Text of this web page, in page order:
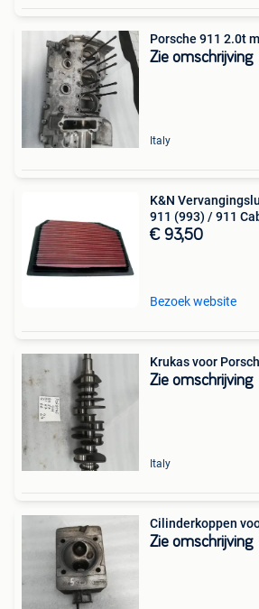
Porsche 911 2.0t
Zie omschrijving
Italy
K&N
911 (993) / 911
€ 93,50
Bezoek website
Krukas voor
Zie omschrijving
Italy
Cilinderkoppen
Zie omschrijving